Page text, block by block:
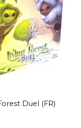
Duel (FR)